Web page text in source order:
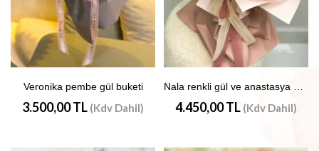
Veronika pembe gül buketi
3.500,00 TL (Kdv Dahil) 4.450,00 TL (Kdv Dahil)